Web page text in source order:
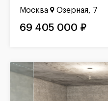
Москва Озерная, 7
69 405 000 ₽